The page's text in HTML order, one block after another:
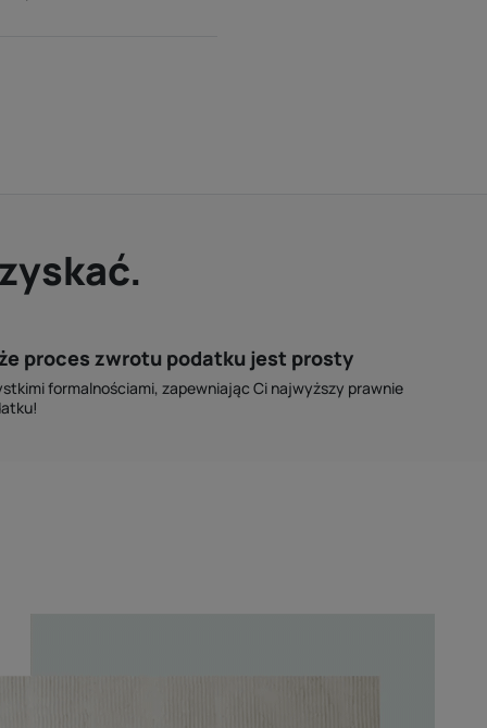
proces zwrotu podatku jest prosty
formalnościami, zapewniając Ci najwyższy prawnie